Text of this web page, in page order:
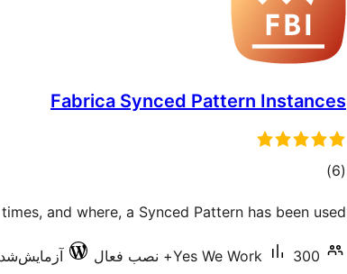
Fabrica Synced Pattern Instances
(6 مجموع)
and where, a Synced Pattern has been used.
Yes We Work 300+ نصب فعال آزمایش‌شده